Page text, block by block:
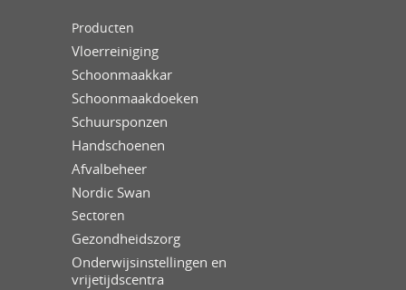
Producten
Vloerreiniging
Schoonmaakkar
Schoonmaakdoeken
Schuursponzen
Handschoenen
Afvalbeheer
Nordic Swan
Sectoren
Gezondheidszorg
Onderwijsinstellingen en
vrijetijdscentra